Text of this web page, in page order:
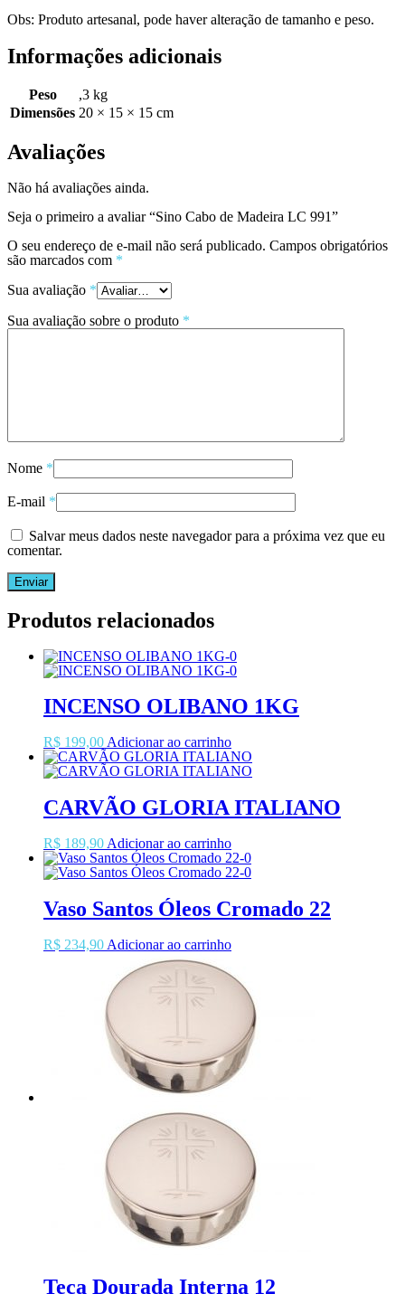
Obs: Produto artesanal, pode haver alteração de tamanho e peso.
Informações adicionais
Peso
,3 kg
Dimensões 20 × 15 × 15 cm
Avaliações
Não há avaliações ainda.
Seja o primeiro a avaliar “Sino Cabo de Madeira LC 991”
O seu endereço de e-mail não será publicado. Campos obrigatórios
são marcados com *
Sua avaliação *
Sua avaliação sobre o produto *
Nome *
E-mail *
Salvar meus dados neste navegador para a próxima vez que eu
comentar.
Produtos relacionados
INCENSO OLIBANO 1KG
R$ 199,00 Adicionar ao carrinho
CARVÃO GLORIA ITALIANO
R$ 189,90 Adicionar ao carrinho
Vaso Santos Óleos Cromado 22
R$ 234,90 Adicionar ao carrinho
Teca Dourada Interna 12